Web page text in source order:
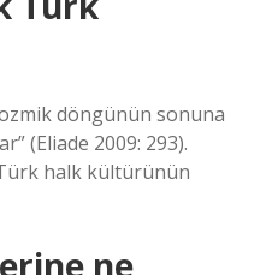
döngünün sonuna
(Eliade 2009: 293).
halk kültürünün
ne